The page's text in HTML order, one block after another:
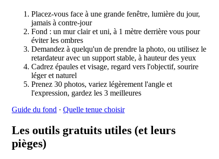
Placez-vous face à une grande fenêtre, lumière du jour,
jamais à contre-jour
Fond : un mur clair et uni, à 1 mètre derrière vous pour
éviter les ombres
Demandez à quelqu'un de prendre la photo, ou utilisez le
retardateur avec un support stable, à hauteur des yeux
Cadrez épaules et visage, regard vers l'objectif, sourire
léger et naturel
Prenez 30 photos, variez légèrement l'angle et
l'expression, gardez les 3 meilleures
Guide du fond · Quelle tenue choisir
Les outils gratuits utiles (et leurs
pièges)